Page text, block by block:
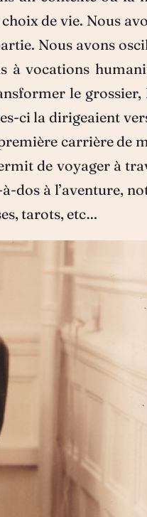
de vie. Nous
Nous avons
vocations
le
ci la dirigeaient
carrière de
de voyager à
dos à l’aventure,
tarots, etc…